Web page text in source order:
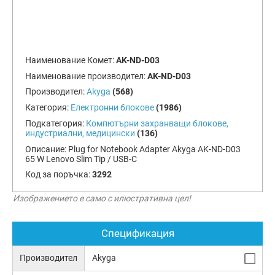
Наименование Комет:AK-ND-D03
Наименование производител:AK-ND-D03
Производител:Akyga (568)
Категория: Електронни блокове (1986)
Подкатегория: Компютърни захранващи блокове,
индустриални, медицински (136)
Описание: Plug for Notebook Adapter Akyga AK-ND-D03
65 W Lenovo Slim Tip / USB-C
Код за поръчка:3292
Изображението е само с илюстративна цел!
Спецификация
Производител Akyga